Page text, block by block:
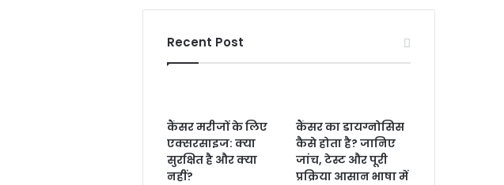
Recent Post
कैंसर मरीजों के लिए
एक्सरसाइज: क्या
सुरक्षित है और क्या
नहीं?
कैंसर का डायग्नोसिस
कैसे होता है? जानिए
जांच, टेस्ट और पूरी
प्रक्रिया आसान भाषा में